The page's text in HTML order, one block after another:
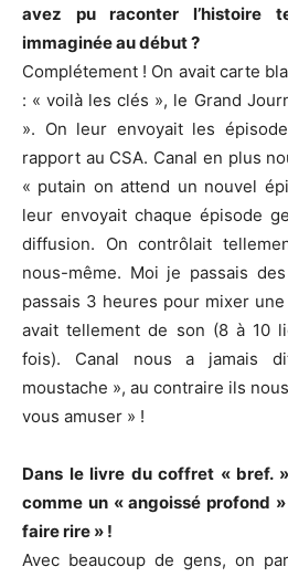
avez pu raconter l’histoire
immaginée au début ?
Complétement ! On avait carte
: « voilà les clés », le Grand
». On leur envoyait les
rapport au CSA. Canal en plus
« putain on attend un nouvel
leur envoyait chaque épisode
diffusion. On contrôlait
nous-même. Moi je passais
passais 3 heures pour mixer
avait tellement de son (8 à 10
fois). Canal nous a jamais
moustache », au contraire ils
vous amuser » !
Dans le livre du coffret « bref.
comme un « angoissé profond
faire rire » !
Avec beaucoup de gens, on